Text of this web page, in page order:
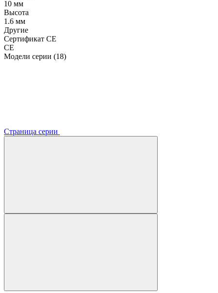
10 мм
Высота
1.6 мм
Другие
Сертификат CE
CE
Модели серии (18)
Страница серии